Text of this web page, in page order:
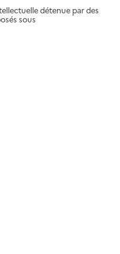
détenue par des
sous